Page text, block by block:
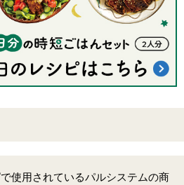
使用されているパルシステムの商